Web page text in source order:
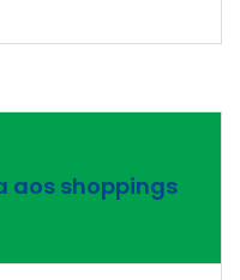
aos shoppings